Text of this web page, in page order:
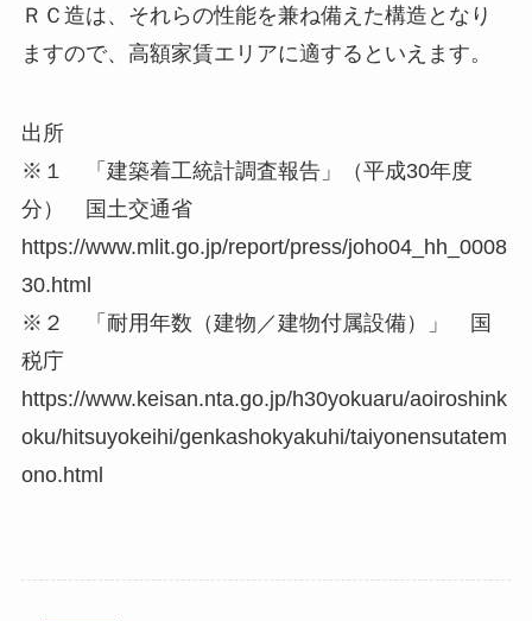
ＲＣ造は、それらの性能を兼ね備えた構造となり
ますので、高額家賃エリアに適するといえます。
出所
※１ 「建築着工統計調査報告」（平成30年度
分） 国土交通省
https://www.mlit.go.jp/report/press/joho04_hh_0008
30.html
※２ 「耐用年数（建物／建物付属設備）」 国
税庁
https://www.keisan.nta.go.jp/h30yokuaru/aoiroshink
oku/hitsuyokeihi/genkashokyakuhi/taiyonensutatem
ono.html